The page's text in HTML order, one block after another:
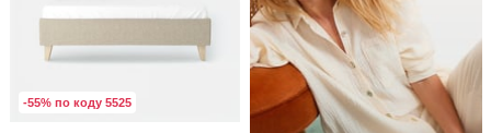
-55% по коду 5525
спальне